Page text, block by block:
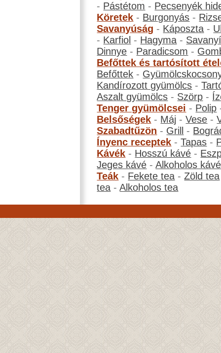
- Pástétom - Pecsenyék
Köretek - Burgonyás -
Savanyúság - Káposzta -
- Karfiol - Hagyma -
Dinnye - Paradicsom -
Befőttek és tartósított
Befőttek -
Kandírozott gyümölcs -
Aszalt gyümölcs - Szörp -
Tenger gyümölcsei - Polip
Belsőségek - Máj -Vese -
Szabadtűzön - Grill -
Ínyenc receptek -Tapas -
Kávék - Hosszú kávé -
Jeges kávé -Alkoholos kávé
Teák - Fekete tea -Zöld tea
tea -Alkoholos tea